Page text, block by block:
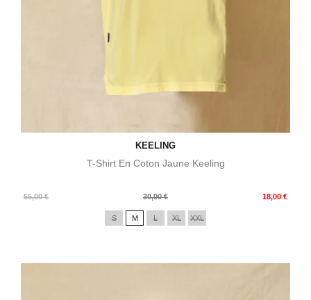
KEELING
T-Shirt En Coton Jaune Keeling
55,00 €
Prix
30,00 € 18,00 €
Prix
S M L XL XXL